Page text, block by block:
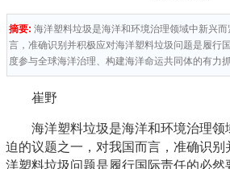
摘要: 海洋塑料垃圾是海洋和环境治理领域中新兴
言，准确识别并积极应对海洋塑料垃圾问题是履行
度参与全球海洋治理、构建海洋命运共同体的有力抓
崔野
海洋塑料垃圾是海洋和环境治理领
迫的议题之一，对我国而言，准确识别
洋塑料垃圾问题是履行国际责任的必然